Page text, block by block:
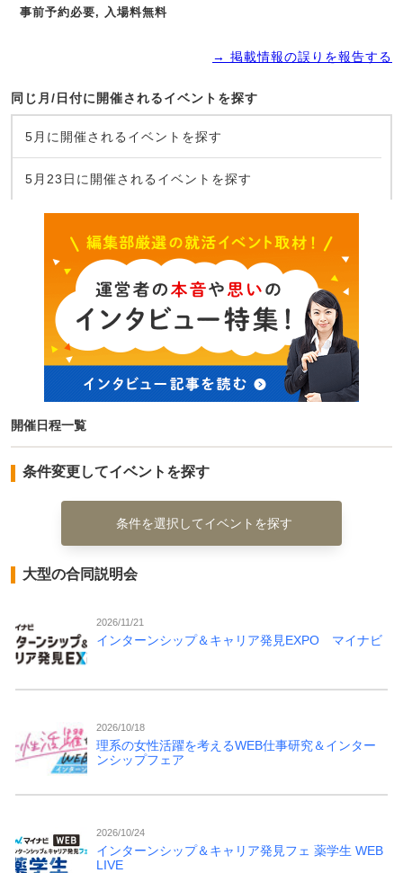
事前予約必要, 入場料無料
→ 掲載情報の誤りを報告する
同じ月/日付に開催されるイベントを探す
5月に開催されるイベントを探す
5月23日に開催されるイベントを探す
開催日程一覧
条件変更してイベントを探す
条件を選択してイベントを探す
大型の合同説明会
2026/11/21
インターンシップ＆キャリア発見EXPO マイナビ
2026/10/18
理系の女性活躍を考えるWEB仕事研究＆インター
ンシップフェア
2026/10/24
インターンシップ＆キャリア発見フェ 薬学生 WEB
LIVE